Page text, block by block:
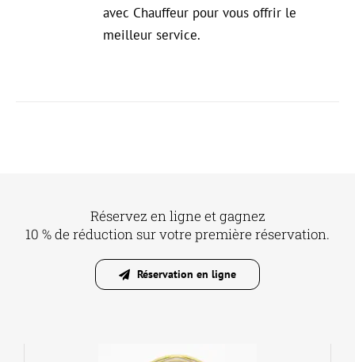
avec Chauffeur pour vous offrir le
meilleur service.
Réservez en ligne et gagnez
10 % de réduction sur votre première réservation.
Réservation en ligne